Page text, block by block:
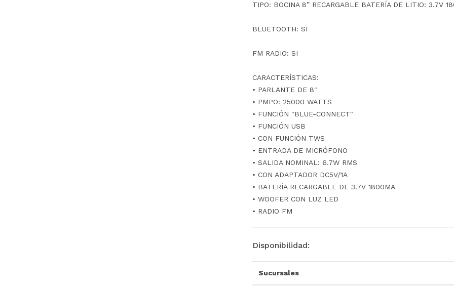
TIPO: BOCINA 8” RECARGABLE BATERÍA DE LITIO: 3.7V
BLUETOOTH: SI
FM RADIO: SI
CARACTERÍSTICAS:
• PARLANTE DE 8"
• PMPO: 25000 WATTS
• FUNCIÓN "BLUE-CONNECT"
• FUNCIÓN USB
• CON FUNCIÓN TWS
• ENTRADA DE MICRÓFONO
• SALIDA NOMINAL: 6.7W RMS
• CON ADAPTADOR DC5V/1A
• BATERÍA RECARGABLE DE 3.7V 1800MA
• WOOFER CON LUZ LED
• RADIO FM
Disponibilidad:
Sucursales